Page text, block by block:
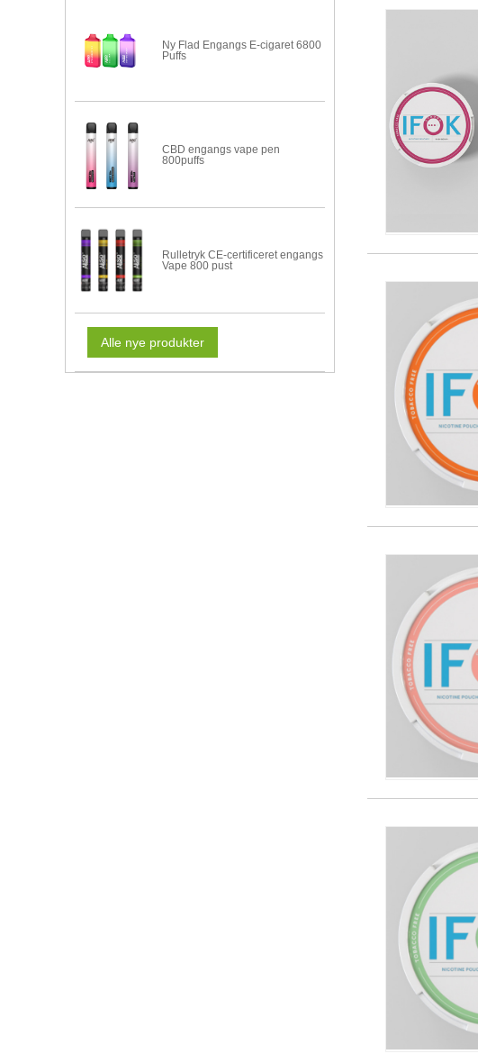
Ny Flad Engangs E-cigaret 6800
Puffs
CBD engangs vape pen
800puffs
Rulletryk CE-certificeret engangs
Vape 800 pust
Alle nye produkter